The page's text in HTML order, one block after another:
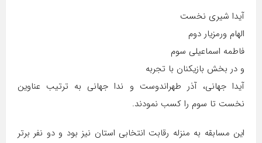
آیدا شیری نخست
الهام ورمزیار دوم
فاطمه اسماعیلی سوم
و در بخش بازیکنان با تجربه
آیدا جهانی، آذر طهراندوست و ندا جهانی به ترتیب عناوین
نخست تا سوم را کسب نمودند.
این مسابقه به منزله رقابت انتخابی استان نیز بود و دو نفر برتر